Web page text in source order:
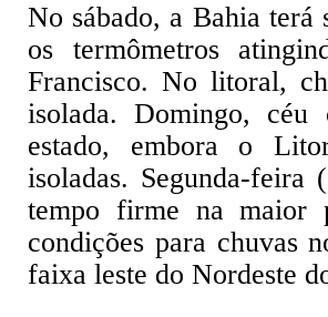
No sábado, a Bahia terá
os termômetros
Francisco. No litoral,
isolada. Domingo,
estado, embora o
isoladas. Segunda-feira
tempo firme na maior
condições para chuvas
faixa leste do Nordeste